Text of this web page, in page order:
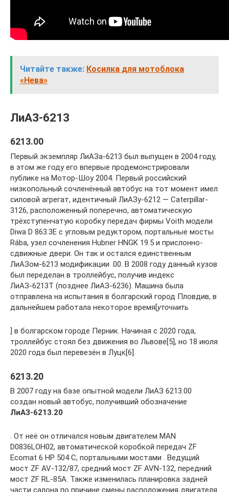
Читайте также: Косилка для мотоблока
«Нева»
ЛиАЗ-6213
6213.00
Первый экземпляр ЛиАЗа-6213 был выпущен в 2004 году,
в этом же году его впервые продемонстрировали
публике на Мотор-Шоу 2004. Первый российский
низкопольный сочленённый автобус на тот момент имел
силовой агрегат, идентичный ЛиАЗу-6212 — Caterpillar-
3126, расположенный поперечно, автоматическую
трёхступенчатую коробку передач фирмы Voith модели
Diwa D 863.3E с угловым редуктором, портальные мосты
Rába, узел сочленения Hubner HNGK 19.5 и прислонно-
сдвижные двери. Он так и остался единственным
ЛиАЗом-6213 модификации .00. В 2008 году данный кузов
был переделан в троллейбус, получив индекс
ЛиАЗ-6213Т (позднее ЛиАЗ-6236). Машина была
отправлена на испытания в болгарский город Пловдив, в
дальнейшем работала некоторое время[уточнить
] в болгарском городе Перник. Начиная с 2020 года,
троллейбус стоял без движения во Львове[5], но 18 июля
2020 года был перевезён в Луцк[6].
6213.20
В 2007 году на базе опытной модели ЛиАЗ 6213.00
создан новый автобус, получивший обозначение
ЛиАЗ-6213.20
. От неё он отличался новым двигателем MAN
D0836LOH02, автоматической коробкой передач ZF
Ecomat 6 HP 504 C, портальными мостами . Ведущий
мост ZF AV-132/87, средний мост ZF AVN-132, передний
мост ZF RL-85A. Также изменилась планировка задней
части салона по причине смены расположения двигателя